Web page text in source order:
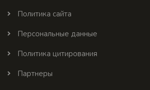
Политика сайта
Персональные данные
Политика цитирования
Партнеры